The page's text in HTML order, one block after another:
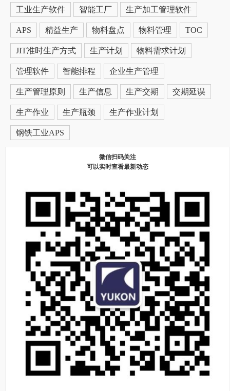
工业生产软件 智能工厂 生产加工管理软件
APS 精益生产 物料盘点 物料管理 TOC
JIT准时生产方式 生产计划 物料需求计划
管理软件 智能排程 企业生产管理
生产管理原则 生产信息 生产交期 交期延误
生产作业 生产瓶颈 生产作业计划
钢铁工业APS
微信扫码关注
可以实时查看最新动态